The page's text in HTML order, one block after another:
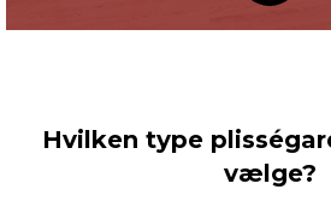
Hvilken type
vælge?